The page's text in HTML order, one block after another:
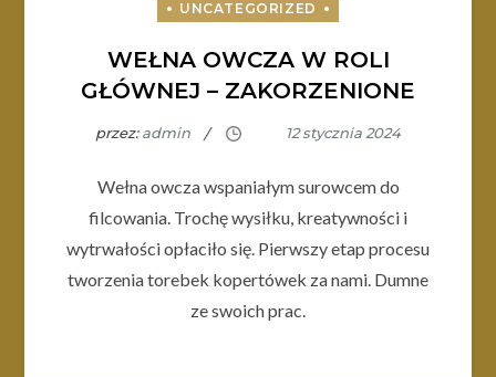
WEŁNA OWCZA W ROLI
GŁÓWNEJ – ZAKORZENIONE
przez:admin
Wełna owcza wspaniałym surowcem do
filcowania. Trochę wysiłku, kreatywności i
wytrwałości opłaciło się. Pierwszy etap procesu
tworzenia torebek kopertówek za nami. Dumne
ze swoich prac.